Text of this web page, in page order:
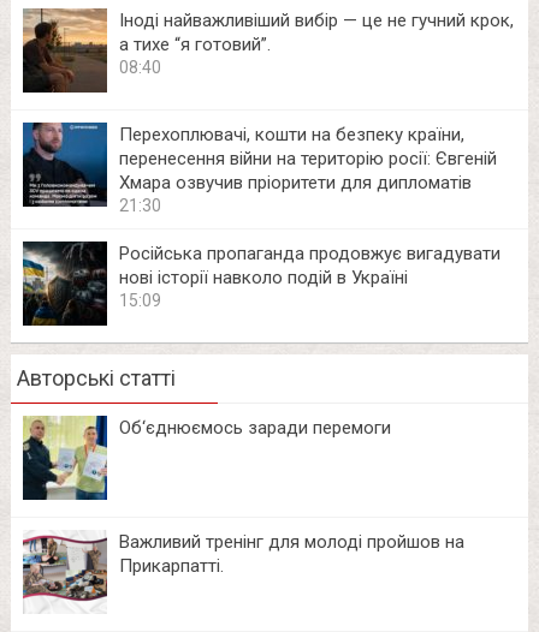
Іноді найважливіший вибір — це не гучний крок,
а тихе “я готовий”.
08:40
Перехоплювачі, кошти на безпеку країни,
перенесення війни на територію росії: Євгеній
Хмара озвучив пріоритети для дипломатів
21:30
Російська пропаганда продовжує вигадувати
нові історії навколо подій в Україні
15:09
Авторські статті
Об‘єднюємось заради перемоги
Важливий тренінг для молоді пройшов на
Прикарпатті.